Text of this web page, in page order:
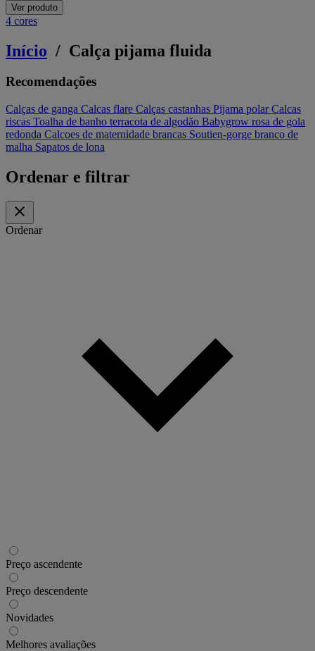
Ver produto
4 cores
Início / Calça pijama fluida
Recomendações
Calças de ganga Calcas flare Calças castanhas Pijama polarCalcas
riscas Toalha de banho terracota de algodão Babygrow rosa de gola
redonda Calcoes de maternidade brancas Soutien-gorge branco de
malha Sapatos de lona
Ordenar e filtrar
Ordenar
Preço ascendente
Preço descendente
Novidades
Melhores avaliações